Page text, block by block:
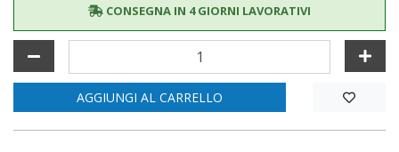
CONSEGNA IN 4 GIORNI LAVORATIVI
AGGIUNGI AL CARRELLO